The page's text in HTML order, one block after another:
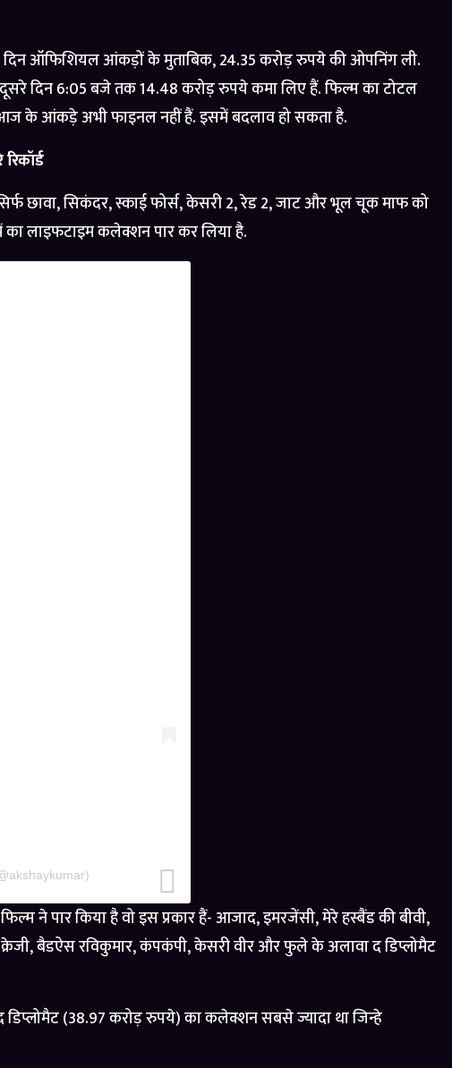
ऑफिशियल आंकड़ों के मुताबिक, 24.35 करोड़ रुपये की ओपनिंग ली.
दिन 6:05 बजे तक 14.48 करोड़ रुपये कमा लिए हैं. फिल्म का टोटल
के आंकड़े अभी फाइनल नहीं हैं. इसमें बदलाव हो सकता है.
छावा, सिकंदर, स्काई फोर्स, केसरी 2, रेड 2, जाट और भूल चूक माफ को
लाइफटाइम कलेक्शन पार कर लिया है.
ने पार किया है वो इस प्रकार हैं- आजाद, इमरजेंसी, मेरे हस्बैंड की बीवी,
बैडऐस रविकुमार, कंपकंपी, केसरी वीर और फुले के अलावा द डिप्लोमैट
(38.97 करोड़ रुपये) का कलेक्शन सबसे ज्यादा था जिन्हे